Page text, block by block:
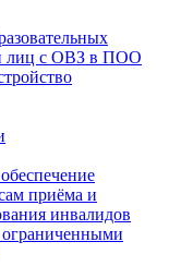
лиц с ОВЗ в ПОО
приёма и
инвалидов
ограниченными